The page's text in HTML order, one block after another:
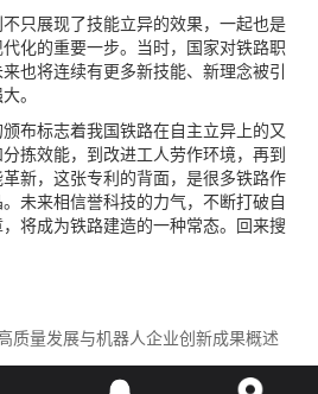
展现了技能立异的效果，一起也是
化的重要一步。当时，国家对铁路职
也将连续有更多新技能、新理念被引
。
标志着我国铁路在自主立异上的又
拣效能，到改进工人劳作环境，再到
新，这张专利的背面，是很多铁路作
未来相信誉科技的力气，不断打破自
将成为铁路建造的一种常态。回来搜
质量发展与机器人企业创新成果概述
压热塑性玻璃钢防滑托盘出产线及出产的根本工艺专利